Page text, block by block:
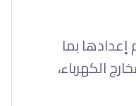
بما
الكهرباء،